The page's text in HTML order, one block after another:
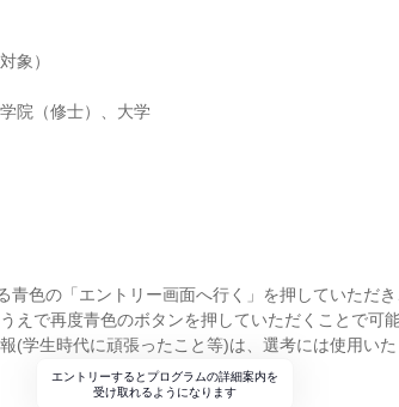
象）
院（修士）、大学
青色の「エントリー画面へ行く」を押していただ
えで再度青色のボタンを押していただくことで可
(学生時代に頑張ったこと等)は、選考には使用い
エントリーするとプログラムの詳細案内を
受け取れるようになります